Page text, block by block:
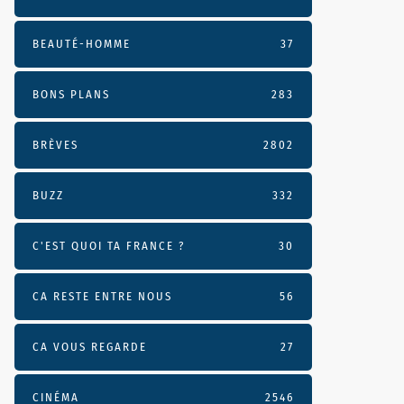
BEAUTÉ-HOMME 37
BONS PLANS 283
BRÈVES 2802
BUZZ 332
C'EST QUOI TA FRANCE ? 30
CA RESTE ENTRE NOUS 56
CA VOUS REGARDE 27
CINÉMA 2546